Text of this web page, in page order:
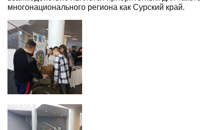
многонационального региона как Сурский край.